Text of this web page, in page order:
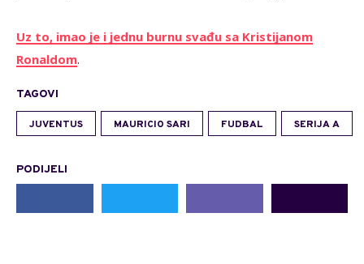
Uz to, imao je i jednu burnu svađu sa Kristijanom
Ronaldom.
TAGOVI
JUVENTUS MAURICIO SARI FUDBAL SERIJA A
PODIJELI